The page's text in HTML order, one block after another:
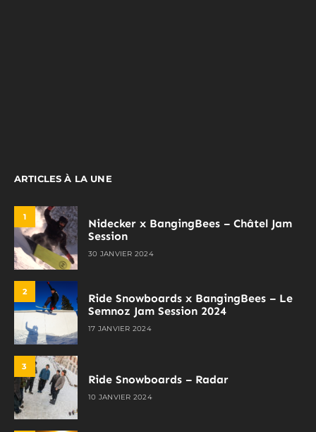
ARTICLES À LA UNE
1
Nidecker x BangingBees – Châtel Jam
Session
30 JANVIER 2024
2
Ride Snowboards x BangingBees – Le
Semnoz Jam Session 2024
17 JANVIER 2024
3
Ride Snowboards – Radar
10 JANVIER 2024